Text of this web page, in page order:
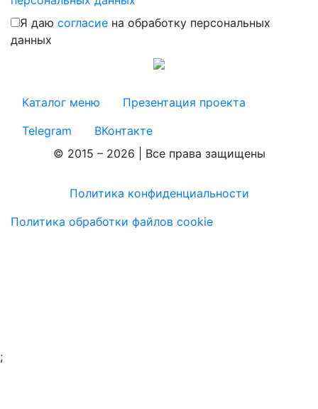
Я даю согласие на обработку персональных
данных
Каталог меню
Презентация проекта
Telegram
ВКонтакте
© 2015 – 2026 | Все права защищены
Политика конфиденциальности
Политика обработки файлов cookie
;